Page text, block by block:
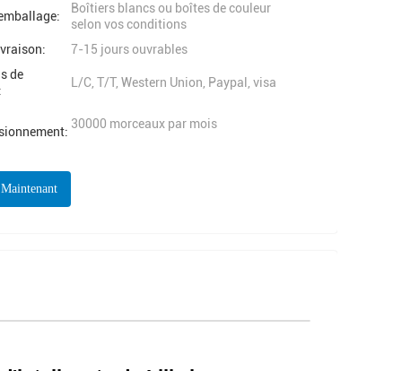
Boîtiers blancs ou boîtes de couleur
selon vos conditions
7-15 jours ouvrables
de
L/C, T/T, Western Union, Paypal, visa
30000 morceaux par mois